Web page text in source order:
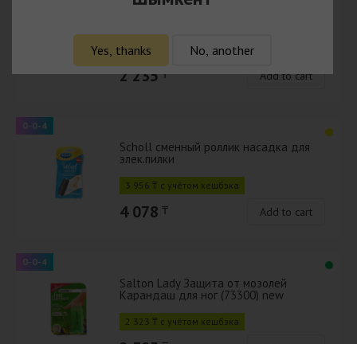
активированный уголь) (12)
2 168 ₸ с учётом кешбэка
2 235 ₸ Add to cart
0-0-4
Scholl сменный роллик насадка для
элек.пилки
3 956 ₸ с учётом кешбэка
4 078 ₸ Add to cart
0-0-4
Salton Lady Защита от мозолей
Карандаш для ног (73300) new
2 323 ₸ с учётом кешбэка
Yes, thanks No, another